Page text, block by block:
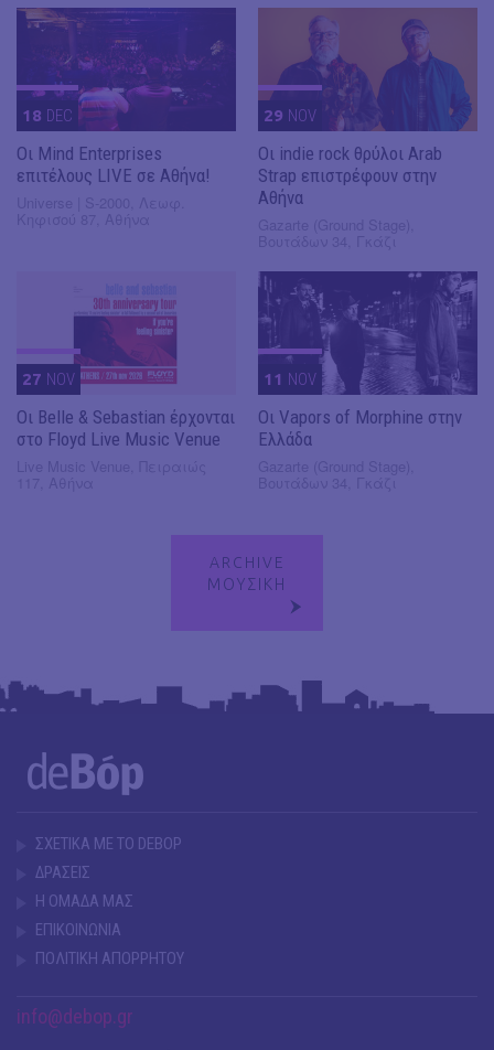
18 DEC
Οι Mind Enterprises
επιτέλους LIVE σε Αθήνα!
29 NOV
Οι indie rock θρύλοι Arab
Strap επιστρέφουν στην
Αθήνα
27 NOV
Οι Belle & Sebastian έρχονται
στο Floyd Live Music Venue
11 NOV
Οι Vapors of Morphine στην
Ελλάδα
ARCHIVE
ΜΟΥΣΙΚΗ
ΣΧΕΤΙΚΑ ΜΕ ΤΟ DEBOP
ΔΡΑΣΕΙΣ
Η ΟΜΑΔΑ ΜΑΣ
ΕΠΙΚΟΙΝΩΝΙΑ
ΠΟΛΙΤΙΚΗ ΑΠΟΡΡΗΤΟΥ
info@debop.gr